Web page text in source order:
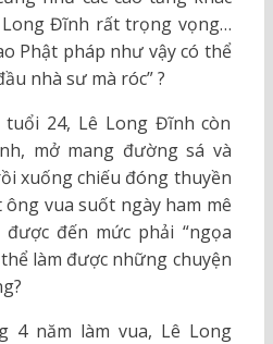
Đĩnh rất trọng vọng…
Phật pháp như vậy có thể
nhà sư mà róc” ?
24, Lê Long Đĩnh còn
mở mang đường sá và
xuống chiếu đóng thuyền
ông vua suốt ngày ham mê
đến mức phải “ngọa
làm được những chuyện
4 năm làm vua, Lê Long